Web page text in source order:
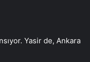
Yasir de, Ankara